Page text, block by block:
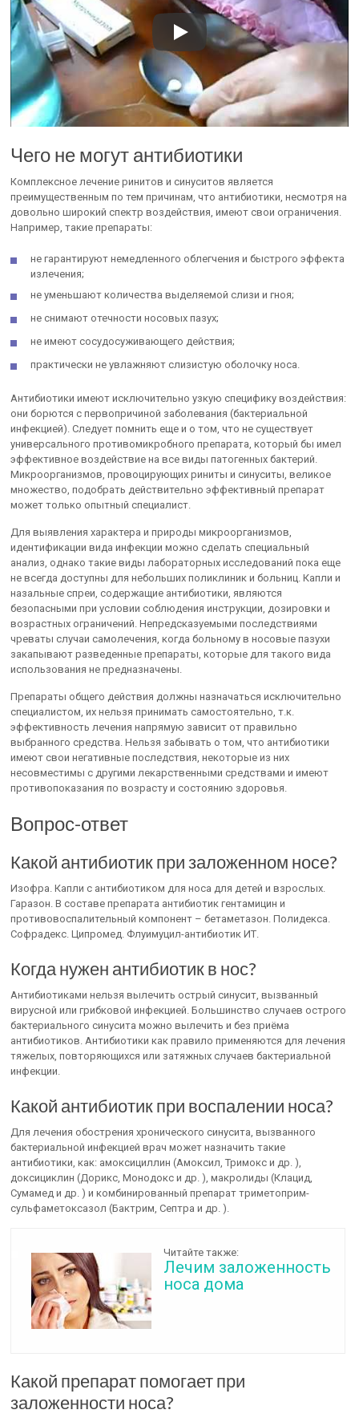
Чего не могут антибиотики
Комплексное лечение ринитов и синуситов является
преимущественным по тем причинам, что антибиотики, несмотря на
довольно широкий спектр воздействия, имеют свои ограничения.
Например, такие препараты:
не гарантируют немедленного облегчения и быстрого эффекта
излечения;
не уменьшают количества выделяемой слизи и гноя;
не снимают отечности носовых пазух;
не имеют сосудосуживающего действия;
практически не увлажняют слизистую оболочку носа.
Антибиотики имеют исключительно узкую специфику воздействия:
они борются с первопричиной заболевания (бактериальной
инфекцией). Следует помнить еще и о том, что не существует
универсального противомикробного препарата, который бы имел
эффективное воздействие на все виды патогенных бактерий.
Микроорганизмов, провоцирующих риниты и синуситы, великое
множество, подобрать действительно эффективный препарат
может только опытный специалист.
Для выявления характера и природы микроорганизмов,
идентификации вида инфекции можно сделать специальный
анализ, однако такие виды лабораторных исследований пока еще
не всегда доступны для небольших поликлиник и больниц. Капли и
назальные спреи, содержащие антибиотики, являются
безопасными при условии соблюдения инструкции, дозировки и
возрастных ограничений. Непредсказуемыми последствиями
чреваты случаи самолечения, когда больному в носовые пазухи
закапывают разведенные препараты, которые для такого вида
использования не предназначены.
Препараты общего действия должны назначаться исключительно
специалистом, их нельзя принимать самостоятельно, т.к.
эффективность лечения напрямую зависит от правильно
выбранного средства. Нельзя забывать о том, что антибиотики
имеют свои негативные последствия, некоторые из них
несовместимы с другими лекарственными средствами и имеют
противопоказания по возрасту и состоянию здоровья.
Вопрос-ответ
Какой антибиотик при заложенном носе?
Изофра. Капли с антибиотиком для носа для детей и взрослых.
Гаразон. В составе препарата антибиотик гентамицин и
противовоспалительный компонент – бетаметазон. Полидекса.
Софрадекс. Ципромед. Флуимуцил-антибиотик ИТ.
Когда нужен антибиотик в нос?
Антибиотиками нельзя вылечить острый синусит, вызванный
вирусной или грибковой инфекцией. Большинство случаев острого
бактериального синусита можно вылечить и без приёма
антибиотиков. Антибиотики как правило применяются для лечения
тяжелых, повторяющихся или затяжных случаев бактериальной
инфекции.
Какой антибиотик при воспалении носа?
Для лечения обострения хронического синусита, вызванного
бактериальной инфекцией врач может назначить такие
антибиотики, как: амоксициллин (Амоксил, Тримокс и др. ),
доксициклин (Дорикс, Монодокс и др. ), макролиды (Клацид,
Сумамед и др. ) и комбинированный препарат триметоприм-
сульфаметоксазол (Бактрим, Септра и др. ).
Читайте также:
Лечим заложенность
носа дома
Какой препарат помогает при
заложенности носа?